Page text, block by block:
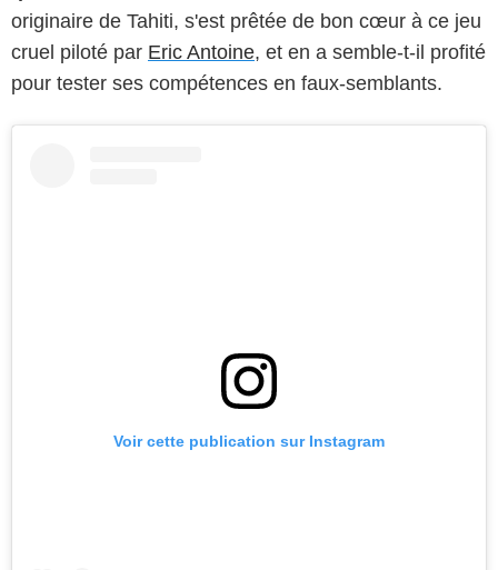
originaire de Tahiti, s'est prêtée de bon cœur à ce jeu
cruel piloté par Eric Antoine, et en a semble-t-il profité
pour tester ses compétences en faux-semblants.
Voir cette publication sur Instagram